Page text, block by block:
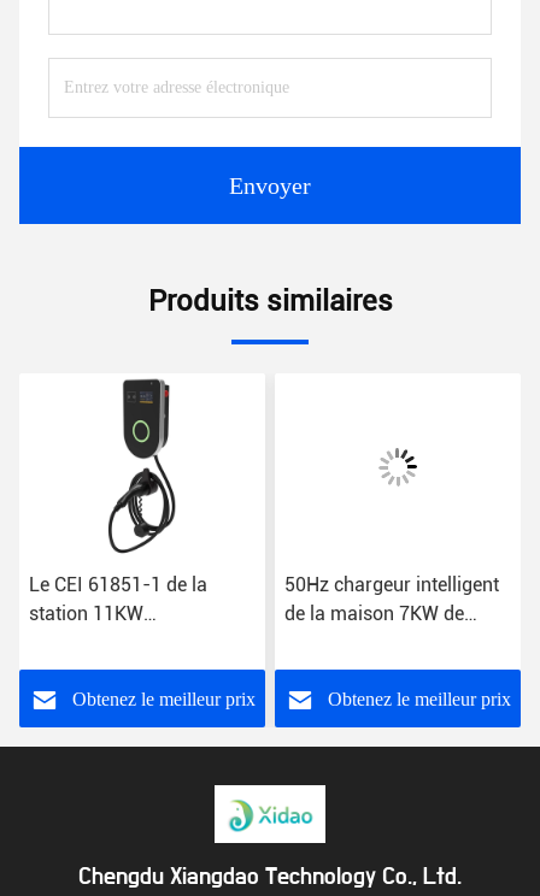
Envoyer
Produits similaires
Le CEI 61851-1 de la
station 11KW
chargement de véhicule
électrique d'IP54 16A
Obtenez le meilleur prix
50Hz chargeur intelligent
de la maison 7KW de
chargeant rapidement
Obtenez le meilleur prix
Chengdu Xiangdao Technology Co., Ltd.